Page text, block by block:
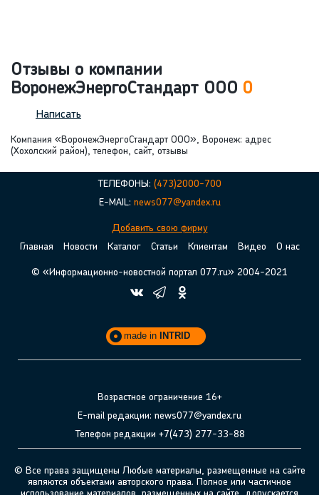
Отзывы о компании
ВоронежЭнергоСтандарт ООО 0
Написать
Компания «ВоронежЭнергоСтандарт ООО», Воронеж: адрес
(Хохолский район), телефон, сайт, отзывы
ТЕЛЕФОНЫ: (473)2000-700
E-MAIL: news077@yandex.ru
Добавить свою фирму
Главная
Новости Каталог Статьи Клиентам Видео О нас
© «Информационно-новостной портал 077.ru» 2004-2021
made in INTRID
Возрастное ограничение 16+
E-mail редакции: news077@yandex.ru
Телефон редакции +7(473) 277-33-88
© Все права защищены Любые материалы, размещенные на сайте
являются объектами авторского права. Полное или частичное